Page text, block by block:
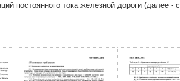
постоянного тока железной дороги (далее